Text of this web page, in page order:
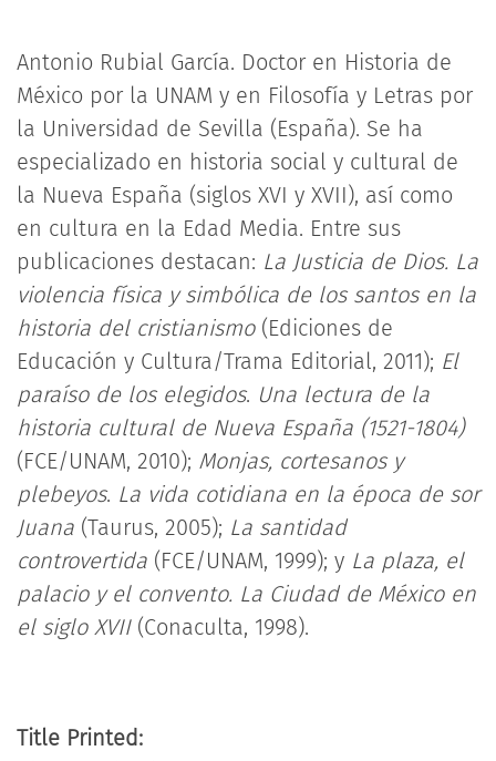
Antonio Rubial García. Doctor en Historia de
México por la UNAM y en Filosofía y Letras por
la Universidad de Sevilla (España). Se ha
especializado en historia social y cultural de
la Nueva España (siglos XVI y XVII), así como
en cultura en la Edad Media. Entre sus
publicaciones destacan: La Justicia de Dios. La
violencia física y simbólica de los santos en la
historia del cristianismo(Ediciones de
Educación y Cultura/Trama Editorial, 2011); El
paraíso de los elegidos. Una lectura de la
historia cultural de Nueva España (1521-1804)
(FCE/UNAM, 2010); Monjas, cortesanos y
plebeyos. La vida cotidiana en la época de sor
Juana (Taurus, 2005); La santidad
controvertida (FCE/UNAM, 1999); y La plaza, el
palacio y el convento. La Ciudad de México en
el siglo XVII(Conaculta, 1998).
Title Printed: